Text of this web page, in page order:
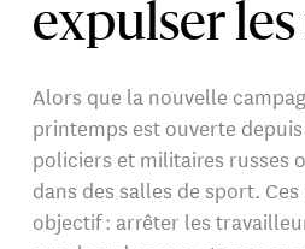
expulser
Alors que la nouvelle
printemps est ouverte
policiers et militaires russes
dans des salles de sport.
objectif : arrêter les